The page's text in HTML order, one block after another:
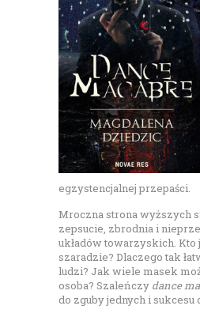
egzystencjalnej przepaści.
Mroczna strona wyższych
zepsucie, zbrodnia i
układów towarzyskich. Kto
szaradzie? Dlaczego tak
ludzi? Jak wiele masek
osoba? Szaleńczy dance
do zguby jednych i sukcesu